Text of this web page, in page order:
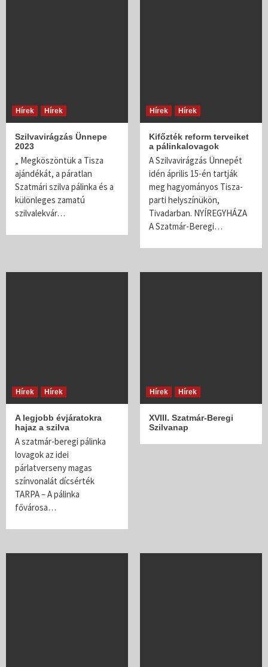
Hírek Hírek
Szilvavirágzás Ünnepe
2023
„ Megköszöntük a Tisza
ajándékát, a páratlan
Szatmári szilva pálinka és a
különleges zamatú
szilvalekvár…
Hírek Hírek
Kifőzték reform terveiket
a pálinkalovagok
A Szilvavirágzás Ünnepét
idén április 15-én tartják
meg hagyományos Tisza-
parti helyszínükön,
Tivadarban. NYÍREGYHÁZA
A Szatmár-Beregi…
Hírek Hírek
A legjobb évjáratokra
hajaz a szilva
A szatmár-beregi pálinka
lovagok az idei
párlatverseny magas
színvonalát dícsérték
TARPA – A pálinka
fővárosa…
Hírek Hírek
XVIII. Szatmár-Beregi
Szilvanap